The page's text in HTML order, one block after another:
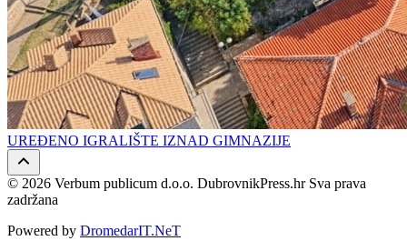
UREĐENO IGRALIŠTE IZNAD GIMNAZIJE
© 2026 Verbum publicum d.o.o. DubrovnikPress.hr Sva prava
zadržana
Powered by DromedarIT.NeT